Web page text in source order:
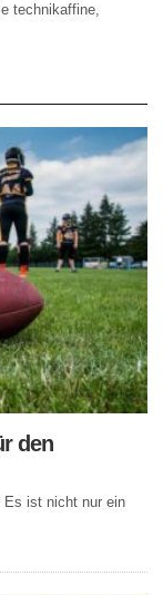
technikaffine,
den
Es ist nicht nur ein